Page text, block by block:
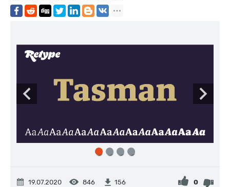
19.07.2020 846 156 0